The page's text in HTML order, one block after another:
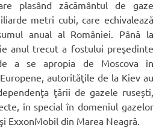
plasând zăcământul de gaze
metri cubi, care echivalează
anual al României. Până la
anul trecut a fostului preşedinte
a se apropia de Moscova în
autorităţile de la Kiev au
ţării de gazele ruseşti,
în special în domeniul gazelor
ExxonMobil din Marea Neagră.